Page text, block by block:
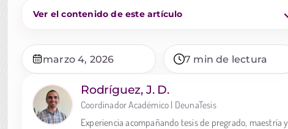
Ver el contenido de este artículo
marzo 4, 2026 7 min de lectura
Rodríguez, J. D.
Coordinador Académico | DeunaTesis
Experiencia acompañando tesis de pregrado, maestría